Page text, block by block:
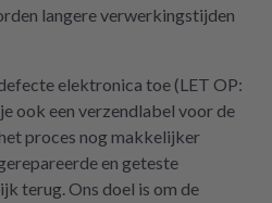
langere verwerkingstijden
elektronica toe (LET OP:
ook een verzendlabel voor de
proces nog makkelijker
en geteste
terug. Ons doel is om de